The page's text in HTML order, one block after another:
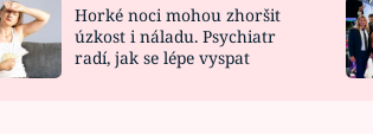
ZAHRADA
DESIGN
Horké noci mohou zhoršit
úzkost i náladu. Psychiatr
radí, jak se lépe vyspat